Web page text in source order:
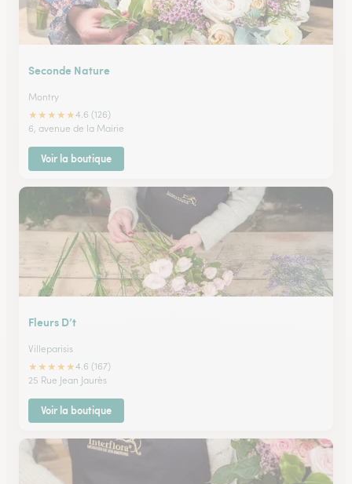
Seconde Nature
Montry
★★★★★4.6 (126)
6, avenue de la Mairie
Voir la boutique
Fleurs D’t
Villeparisis
★★★★★4.6 (167)
25 Rue Jean Jaurès
Voir la boutique